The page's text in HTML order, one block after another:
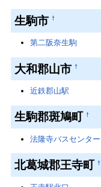
生駒市†
第二阪奈生駒
大和郡山市†
近鉄郡山駅
生駒郡斑鳩町†
法隆寺バスセンター
北葛城郡王寺町†